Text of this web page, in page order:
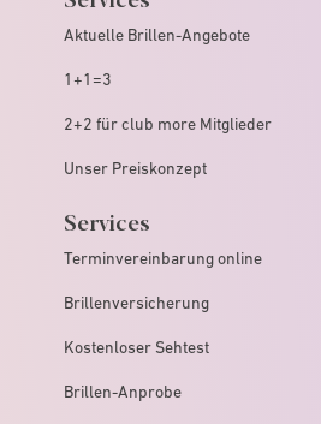
Aktuelle Brillen-Angebote
1+1=3
2+2 für club more Mitglieder
Unser Preiskonzept
Services
Terminvereinbarung online
Brillenversicherung
Kostenloser Sehtest
Brillen-Anprobe